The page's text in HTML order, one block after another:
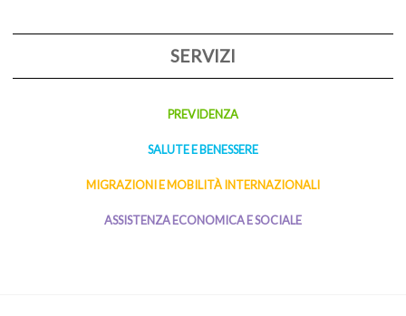
SERVIZI
PREVIDENZA
SALUTE E BENESSERE
MIGRAZIONI E MOBILITÀ INTERNAZIONALI
ASSISTENZA ECONOMICA E SOCIALE